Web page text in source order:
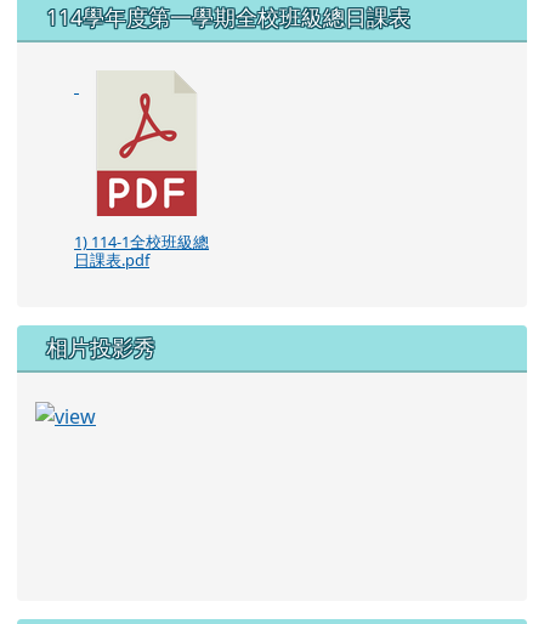
114學年度第一學期全校班級總日課表
1) 114-1全校班級總
日課表.pdf
相片投影秀